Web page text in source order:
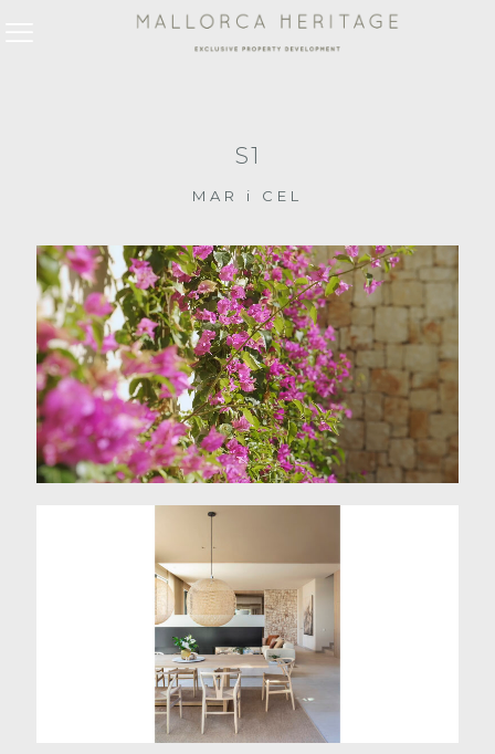
S1
MAR i CEL